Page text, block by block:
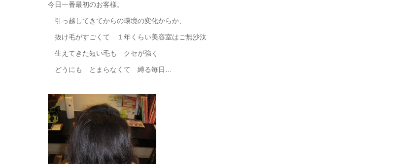
今日一番最初のお客様。
引っ越してきてからの環境の変化からか、
抜け毛がすごくて １年くらい美容室はご無沙汰
生えてきた短い毛も クセが強く
どうにも とまらなくて 縛る毎日…